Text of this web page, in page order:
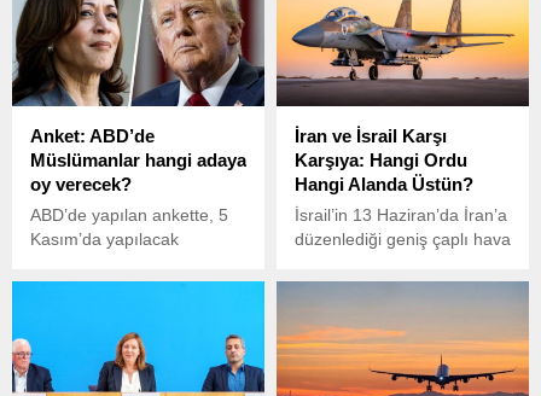
Anket: ABD’de
Müslümanlar hangi adaya
oy verecek?
ABD’de yapılan ankette, 5
Kasım’da yapılacak
ülkedeki Müslüman
29,4'ünün Demokrat Parti
adayı Kamala Harris’e oy
vermeyi düşündüğü ortaya
İran ve İsrail Karşı
Karşıya: Hangi Ordu
Hangi Alanda Üstün?
İsrail’in 13 Haziran’da İran’a
düzenlediği geniş çaplı hava
arasında sıcak çatışma riski
2025 verileri ışığında askeri
güç dengesi yeniden
gündeme geldi.